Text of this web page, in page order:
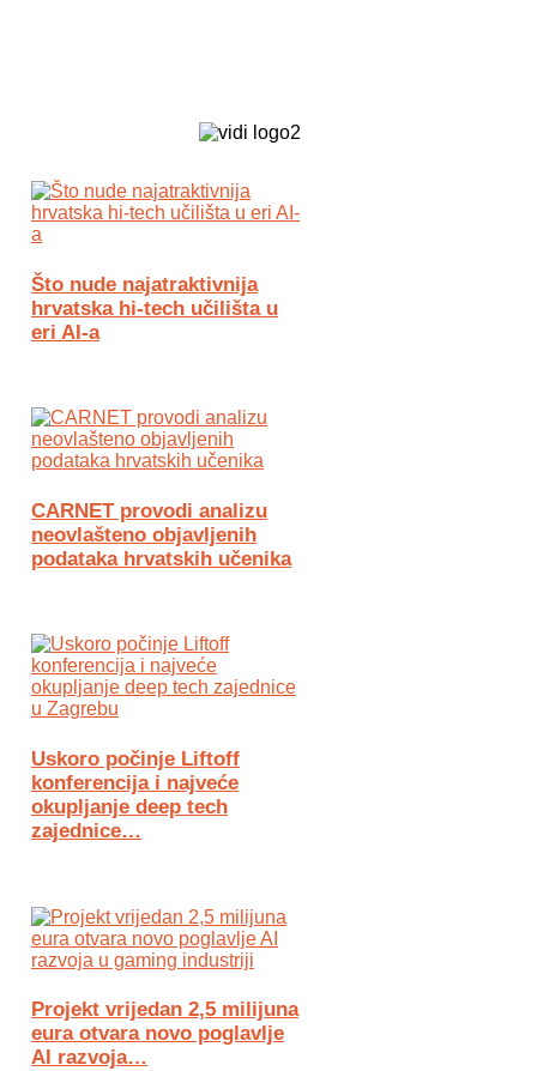
Što nude najatraktivnija
hrvatska hi-tech učilišta u
eri AI-a
CARNET provodi analizu
neovlašteno objavljenih
podataka hrvatskih učenika
Uskoro počinje Liftoff
konferencija i najveće
okupljanje deep tech
zajednice…
Projekt vrijedan 2,5 milijuna
eura otvara novo poglavlje
AI razvoja…